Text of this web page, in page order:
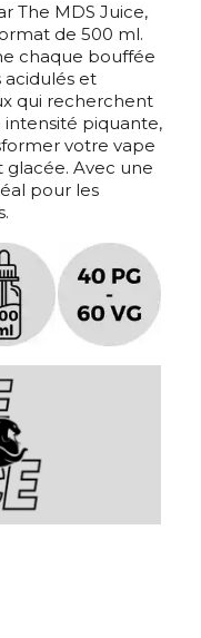
The MDS Juice,
de 500 ml.
chaque bouffée
acidulés et
qui recherchent
intensité piquante,
votre vape
Avec une
pour les